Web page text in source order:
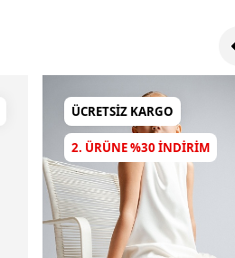
ÜCRETSIZ KARGO
2. ÜRÜNE %30 INDIRIM